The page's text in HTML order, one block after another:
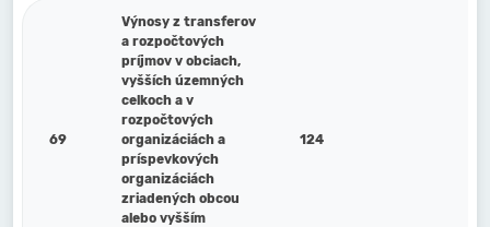
69
Výnosy z transferov
a rozpočtových
príjmov v obciach,
vyšších územných
celkoch a v
rozpočtových
organizáciách a
príspevkových
organizáciách
zriadených obcou
alebo vyšším
124